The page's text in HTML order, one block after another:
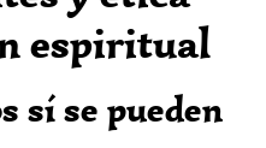
espiritual
sí se pueden